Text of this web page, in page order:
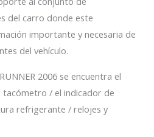
del carro donde este
importante y necesaria de
del vehículo.
2006 se encuentra el
tacómetro / el indicador de
refrigerante / relojes y